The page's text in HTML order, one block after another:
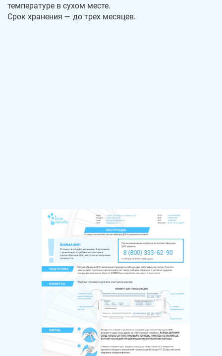
температуре в сухом месте.
Срок хранения — до трех месяцев.